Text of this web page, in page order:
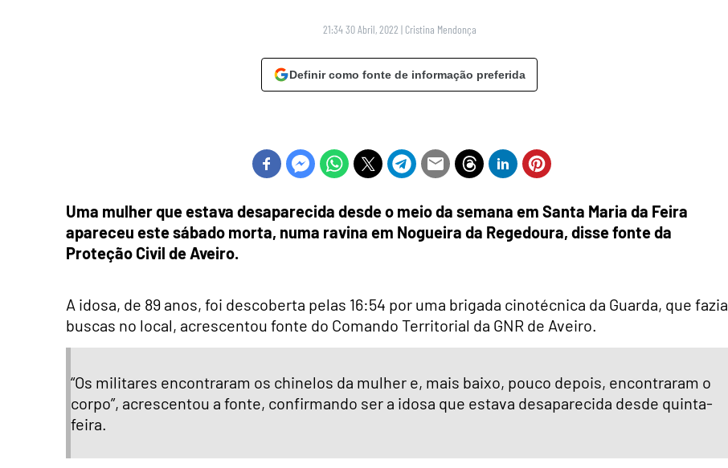
21:34 30 Abril, 2022 | Cristina Mendonça
Definir como fonte de informação preferida
Uma mulher que estava desaparecida desde o meio da semana em Santa Maria da Feira
apareceu este sábado morta, numa ravina em Nogueira da Regedoura, disse fonte da
Proteção Civil de Aveiro.
A idosa, de 89 anos, foi descoberta pelas 16:54 por uma brigada cinotécnica da Guarda, que fazia
buscas no local, acrescentou fonte do Comando Territorial da GNR de Aveiro.
“Os militares encontraram os chinelos da mulher e, mais baixo, pouco depois, encontraram o
corpo”, acrescentou a fonte, confirmando ser a idosa que estava desaparecida desde quinta-
feira.